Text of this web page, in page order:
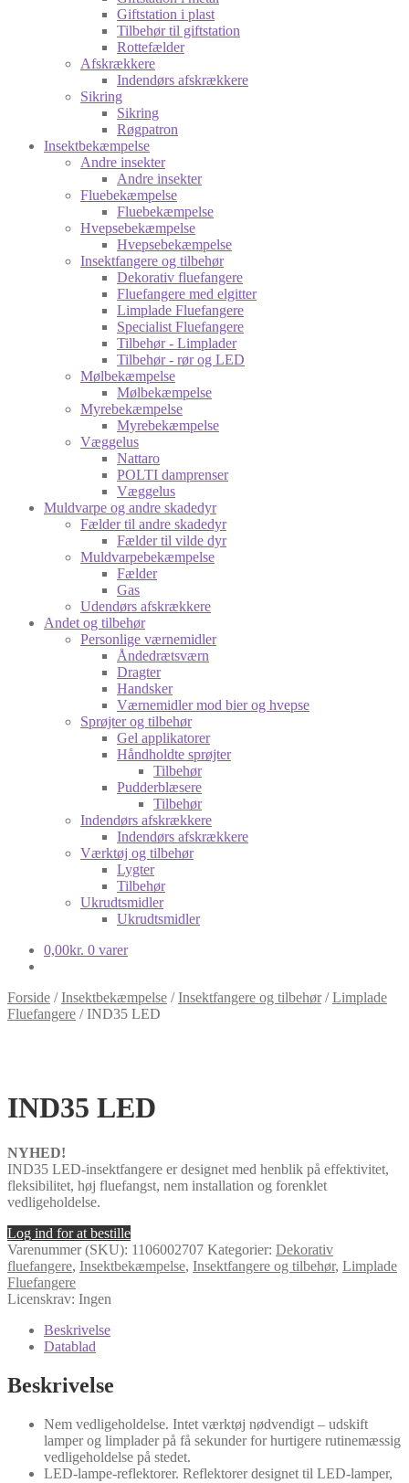
Giftstation i plast
Tilbehør til giftstation
Rottefælder
Afskrækkere
Indendørs afskrækkere
Sikring
Sikring
Røgpatron
Insektbekæmpelse
Andre insekter
Andre insekter
Fluebekæmpelse
Fluebekæmpelse
Hvepsebekæmpelse
Hvepsebekæmpelse
Insektfangere og tilbehør
Dekorativ fluefangere
Fluefangere med elgitter
Limplade Fluefangere
Specialist Fluefangere
Tilbehør - Limplader
Tilbehør - rør og LED
Mølbekæmpelse
Mølbekæmpelse
Myrebekæmpelse
Myrebekæmpelse
Væggelus
Nattaro
POLTI damprenser
Væggelus
Muldvarpe og andre skadedyr
Fælder til andre skadedyr
Fælder til vilde dyr
Muldvarpebekæmpelse
Fælder
Gas
Udendørs afskrækkere
Andet og tilbehør
Personlige værnemidler
Åndedrætsværn
Dragter
Handsker
Værnemidler mod bier og hvepse
Sprøjter og tilbehør
Gel applikatorer
Håndholdte sprøjter
Tilbehør
Pudderblæsere
Tilbehør
Indendørs afskrækkere
Indendørs afskrækkere
Værktøj og tilbehør
Lygter
Tilbehør
Ukrudtsmidler
Ukrudtsmidler
0,00kr. 0 varer
Forside /Insektbekæmpelse /Insektfangere og tilbehør/Limplade
Fluefangere /IND35 LED
IND35 LED
NYHED!
IND35 LED-insektfangere er designet med henblik på effektivitet,
fleksibilitet, høj fluefangst, nem installation og forenklet
vedligeholdelse.
Log ind for at bestille
Varenummer (SKU): 1106002707 Kategorier: Dekorativ
fluefangere, Insektbekæmpelse, Insektfangere og tilbehør, Limplade
Fluefangere
Licenskrav: Ingen
Beskrivelse
Datablad
Beskrivelse
Nem vedligeholdelse. Intet værktøj nødvendigt – udskift
lamper og limplader på få sekunder for hurtigere rutinemæssig
vedligeholdelse på stedet.
LED-lampe-reflektorer. Reflektorer designet til LED-lamper,